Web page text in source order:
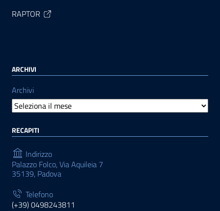
RAPTOR
ARCHIVI
Archivi
RECAPITI
Indirizzo
Palazzo Folco, Via Aquileia 7
35139, Padova
Telefono
(+39) 0498243811